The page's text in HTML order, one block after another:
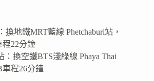
換地鐵MRT藍線 Phetchaburi站，
程22分鐘
：換空鐵BTS淺綠線 Phaya Thai
車程26分鐘